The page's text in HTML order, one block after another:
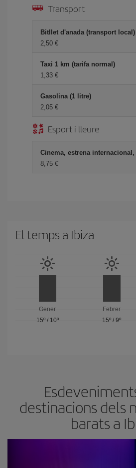
Transport
Bitllet d'anada (transport local)
2,50
Taxi 1 km (tarifa normal)
1,33
Gasolina (1 litre)
2,05
Esport i lleure
Cinema, estrena internacional,
8,75
El temps a Ibiza
Gener
15º/ 10º
Febrer
15º / 9º
destinacions dels
barats a